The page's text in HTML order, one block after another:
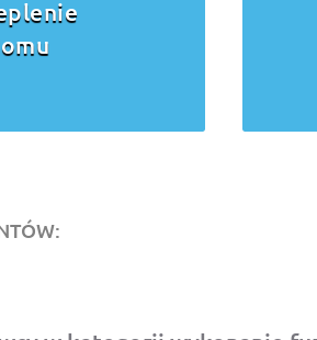
stropów,